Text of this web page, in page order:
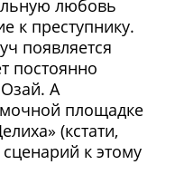
любовь
к преступнику.
появляется
постоянно
А
площадке
(кстати,
к этому